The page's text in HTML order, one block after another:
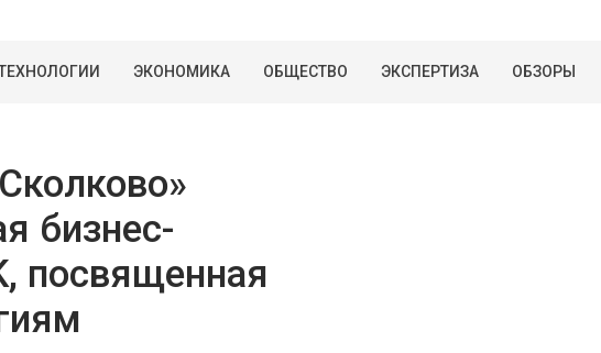
ЭКОНОМИКА ОБЩЕСТВО ЭКСПЕРТИЗА ОБЗОРЫ
бизнес-
посвященная